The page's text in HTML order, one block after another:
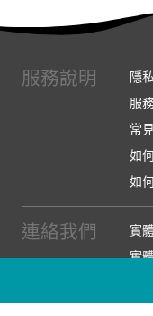
服務說明
隱
服
常
如
如
連絡我們
實
實
廠